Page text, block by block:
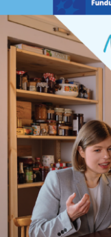
Koncertowej
w ramach
100 kg baterii.
w Kielcach ,